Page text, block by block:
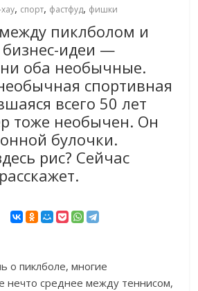
, спорт, фастфуд, фишки
пиклболом и
бизнес-идеи —
оба необычные.
спортивная
всего 50 лет
тоже необычен. Он
булочки.
рис? Сейчас
о пиклболе, многие
нечто среднее между теннисом,